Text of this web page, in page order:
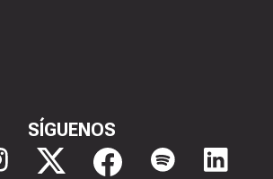
SÍGUENOS